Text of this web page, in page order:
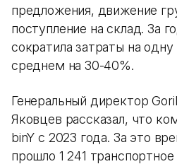
предложения, движение
поступление на склад. За
сократила затраты на
среднем на 30-40%.
Генеральный директор
Яковцев рассказал, что
binY с 2023 года. За это
прошло 1 241